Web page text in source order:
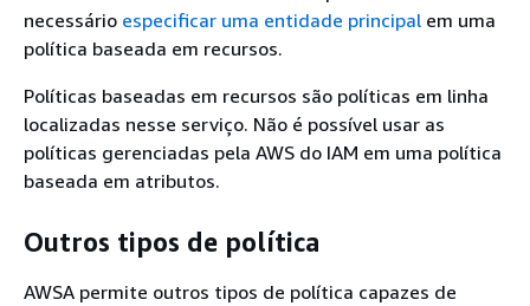
necessário especificar uma entidade principal em uma
política baseada em recursos.
Políticas baseadas em recursos são políticas em linha
localizadas nesse serviço. Não é possível usar as
políticas gerenciadas pela AWS do IAM em uma política
baseada em atributos.
Outros tipos de política
AWSA permite outros tipos de política capazes de